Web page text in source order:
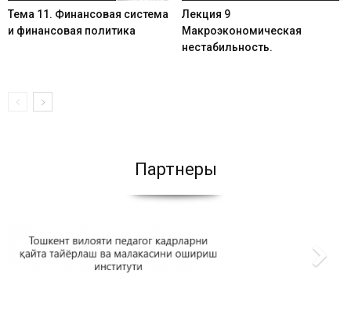
Тема 11. Финансовая система
и финансовая политика
Лекция 9
Макроэкономическая
нестабильность.
Партнеры